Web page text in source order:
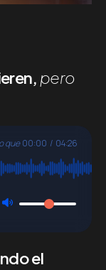
pero
que 00:00 / 04:26
el